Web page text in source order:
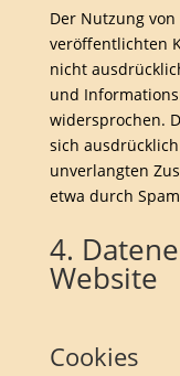
Der Nutzung
veröffentlichten
nicht
und
widersprochen.
sich
unverlangten
etwa durch
4.
Website
Cookies